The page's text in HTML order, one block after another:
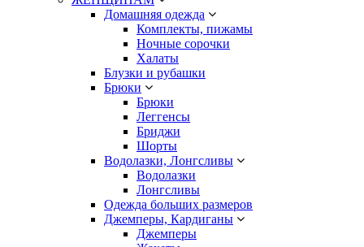
Домашняя одежда
Комплекты, пижамы
Ночные сорочки
Халаты
Блузки и рубашки
Брюки
Брюки
Леггенсы
Бриджи
Шорты
Водолазки, Лонгсливы
Водолазки
Лонгсливы
Одежда больших размеров
Джемперы, Кардиганы
Джемперы